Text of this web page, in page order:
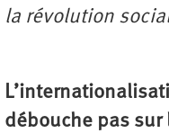
la révolution
débouche pas sur